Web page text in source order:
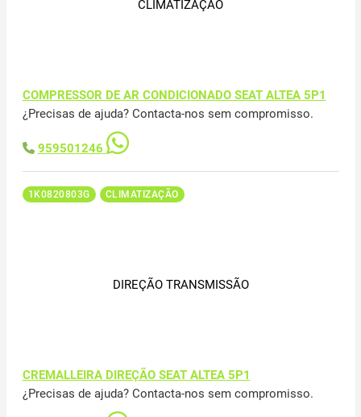
CLIMATIZAÇÃO
COMPRESSOR DE AR CONDICIONADO SEAT ALTEA 5P1
¿Precisas de ajuda? Contacta-nos sem compromisso.
959501246
1K0820803G CLIMATIZAÇÃO
DIREÇÃO TRANSMISSÃO
CREMALLEIRA DIREÇÃO SEAT ALTEA 5P1
¿Precisas de ajuda? Contacta-nos sem compromisso.